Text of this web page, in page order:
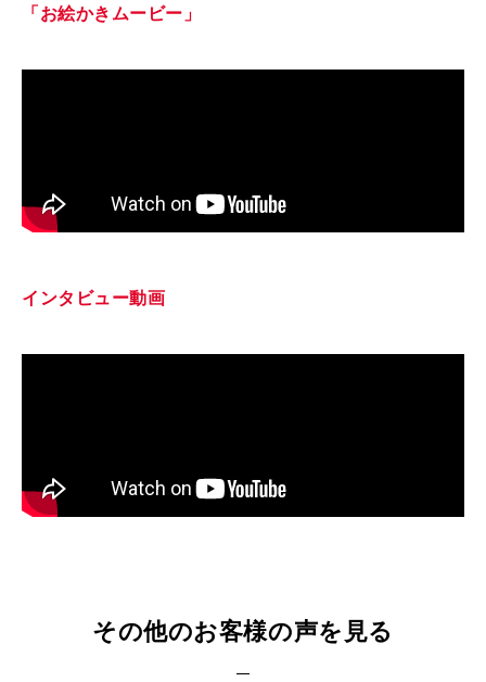
「お絵かきムービー」
インタビュー動画
その他のお客様の声を見る